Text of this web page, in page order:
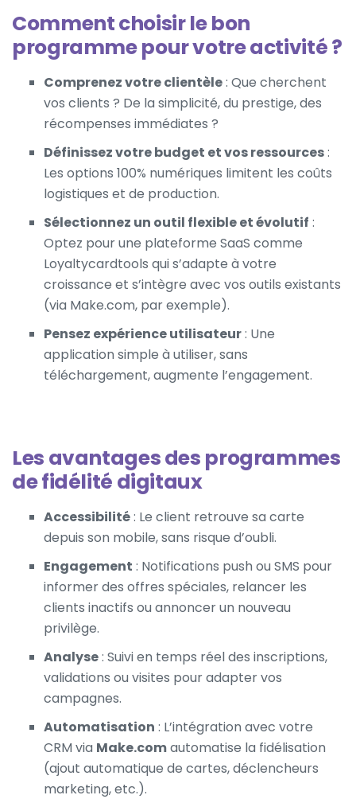
Comment choisir le bon
programme pour votre activité ?
Comprenez votre clientèle: Que cherchent
vos clients ? De la simplicité, du prestige, des
récompenses immédiates ?
Définissez votre budget et vos ressources:
Les options 100% numériques limitent les coûts
logistiques et de production.
Sélectionnez un outil flexible et évolutif :
Optez pour une plateforme SaaS comme
Loyaltycardtools qui s’adapte à votre
croissance et s’intègre avec vos outils existants
(via Make.com, par exemple).
Pensez expérience utilisateur: Une
application simple à utiliser, sans
téléchargement, augmente l’engagement.
Les avantages des programmes
de fidélité digitaux
Accessibilité: Le client retrouve sa carte
depuis son mobile, sans risque d’oubli.
Engagement : Notifications push ou SMS pour
informer des offres spéciales, relancer les
clients inactifs ou annoncer un nouveau
privilège.
Analyse: Suivi en temps réel des inscriptions,
validations ou visites pour adapter vos
campagnes.
Automatisation : L’intégration avec votre
CRM via Make.comautomatise la fidélisation
(ajout automatique de cartes, déclencheurs
marketing, etc.).